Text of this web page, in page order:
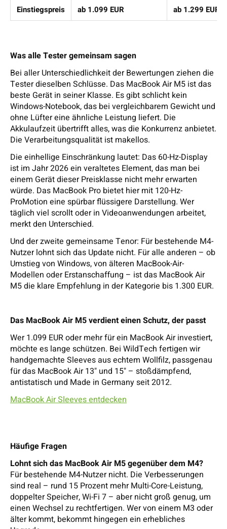
Einstiegspreis
ab 1.099 EUR ab 1.299 EUR
Was alle Tester gemeinsam sagen
Bei aller Unterschiedlichkeit der Bewertungen ziehen die
Tester dieselben Schlüsse. Das MacBook Air M5 ist das
beste Gerät in seiner Klasse. Es gibt schlicht kein
Windows-Notebook, das bei vergleichbarem Gewicht und
ohne Lüfter eine ähnliche Leistung liefert. Die
Akkulaufzeit übertrifft alles, was die Konkurrenz anbietet.
Die Verarbeitungsqualität ist makellos.
Die einhellige Einschränkung lautet: Das 60-Hz-Display
ist im Jahr 2026 ein veraltetes Element, das man bei
einem Gerät dieser Preisklasse nicht mehr erwarten
würde. Das MacBook Pro bietet hier mit 120-Hz-
ProMotion eine spürbar flüssigere Darstellung. Wer
täglich viel scrollt oder in Videoanwendungen arbeitet,
merkt den Unterschied.
Und der zweite gemeinsame Tenor: Für bestehende M4-
Nutzer lohnt sich das Update nicht. Für alle anderen – ob
Umstieg von Windows, von älteren MacBook-Air-
Modellen oder Erstanschaffung – ist das MacBook Air
M5 die klare Empfehlung in der Kategorie bis 1.300 EUR.
Das MacBook Air M5 verdient einen Schutz, der passt
Wer 1.099 EUR oder mehr für ein MacBook Air investiert,
möchte es lange schützen. Bei WildTech fertigen wir
handgemachte Sleeves aus echtem Wollfilz, passgenau
für das MacBook Air 13" und 15" – stoßdämpfend,
antistatisch und Made in Germany seit 2012.
MacBook Air Sleeves entdecken
Häufige Fragen
Lohnt sich das MacBook Air M5 gegenüber dem M4?
Für bestehende M4-Nutzer nicht. Die Verbesserungen
sind real – rund 15 Prozent mehr Multi-Core-Leistung,
doppelter Speicher, Wi-Fi 7 – aber nicht groß genug, um
einen Wechsel zu rechtfertigen. Wer von einem M3 oder
älter kommt, bekommt hingegen ein erhebliches